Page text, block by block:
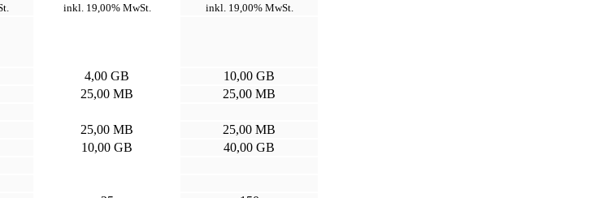
inkl. 19,00% MwSt. inkl. 19,00% MwSt.
4,00 GB
10,00 GB
25,00 MB
25,00 MB
25,00 MB
25,00 MB
10,00 GB
40,00 GB